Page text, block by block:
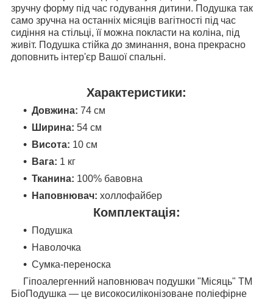
зручну форму під час годування дитини. Подушка так
само зручна на останніх місяців вагітності під час
сидіння на стільці, її можна покласти на коліна, під
живіт. Подушка стійка до зминання, вона прекрасно
доповнить інтер'єр Вашої спальні.
Характеристики:
Довжина: 74 см
Ширина: 54 см
Висота: 10 см
Вага: 1 кг
Тканина: 100% бавовна
Наповнювач: холлофайбер
Комплектація:
Подушка
Наволочка
Сумка-переноска
Гіпоалергенний наповнювач подушки "Місяць" ТМ
БіоПодушка — це високосиліконізоване поліефірне